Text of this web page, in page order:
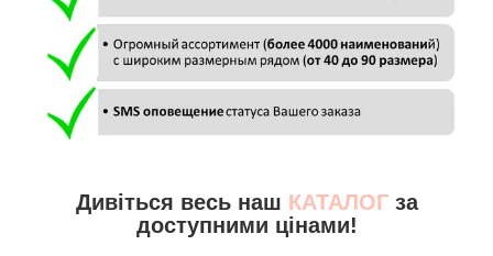
Дивіться весь наш КАТАЛОГза
доступними цінами!